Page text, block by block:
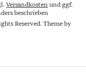
Versandkosten und ggf.
beschrieben
Reserved. Theme by